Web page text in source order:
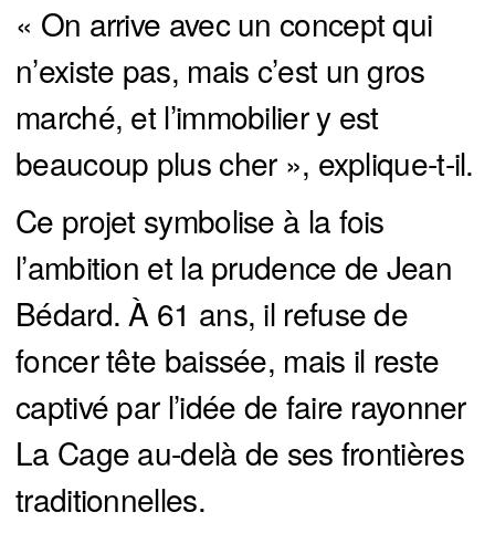
« On arrive avec un concept qui
n’existe pas, mais c’est un gros
marché, et l’immobilier y est
beaucoup plus cher », explique-t-il.
Ce projet symbolise à la fois
l’ambition et la prudence de Jean
Bédard. À 61 ans, il refuse de
foncer tête baissée, mais il reste
captivé par l’idée de faire rayonner
La Cage au-delà de ses frontières
traditionnelles.